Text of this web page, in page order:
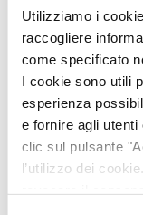
Utilizziamo i
raccogliere
come specificato
I cookie sono utili
esperienza
e fornire agli
clic sul pulsante
l’utilizzo dei
presenti al
possibilità
pratiche
attuali
oggi in
che il
di questa
grazie alla